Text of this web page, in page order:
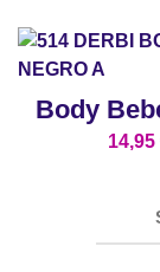
Body
14,95